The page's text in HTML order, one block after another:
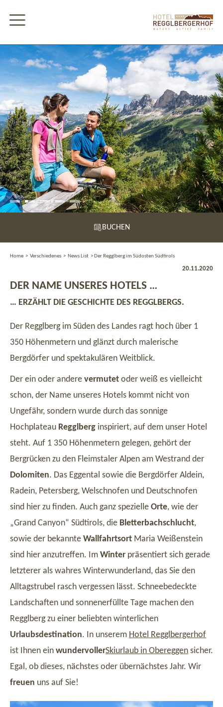
BUCHEN
Home > Verschiedenes > News List > Der Regglberg im Südosten Südtirols
20.11.2020
DER NAME UNSERES HOTELS …
… ERZÄHLT DIE GESCHICHTE DES REGGLBERGS.
Der Regglberg im Süden des Landes ragt hoch über 1
350 Höhenmetern und glänzt durch malerische
Bergdörfer und spektakulären Weitblick.
Der ein oder andere vermutet oder weiß es vielleicht
schon, der Name unseres Hotels kommt nicht von
Ungefähr, sondern wurde durch das sonnige
Hochplateau Regglberg inspiriert, auf dem unser Hotel
steht. Auf 1 350 Höhenmetern gelegen, gehört der
Bergrücken zu den Fleimstaler Alpen am Westrand der
Dolomiten. Das Eggental sowie die Bergdörfer Aldein,
Radein, Petersberg, Welschnofen und Deutschnofen
sind hier zu finden. Auch ganz spezielle Orte, wie der
„Grand Canyon“ Südtirols, die Bletterbachschlucht,
sowie der bekannte Wallfahrtsort Maria Weißenstein
sind hier anzutreffen. Im Winter präsentiert sich gerade
letzterer als wahres Winterwunderland, das Sie den
Alltagstrubel rasch vergessen lässt. Schneebedeckte
Landschaften und sonnenerfüllte Tage machen den
Regglberg zu einer beliebten winterlichen
Urlaubsdestination. In unserem Hotel Regglbergerhof
ist Ihnen ein wundervollerSkiurlaub in Obereggen sicher.
Egal, ob dieses, nächstes oder übernächstes Jahr. Wir
freuen uns auf Sie!